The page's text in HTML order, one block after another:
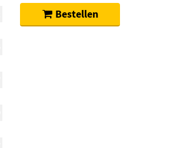
Bestellen